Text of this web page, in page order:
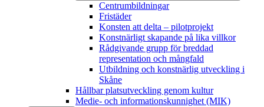
Centrumbildningar
Fristäder
Konsten att delta – pilotprojekt
Konstnärligt skapande på lika villkor
Rådgivande grupp för breddad
representation och mångfald
Utbildning och konstnärlig utveckling i
Skåne
Hållbar platsutveckling genom kultur
Medie- och informationskunnighet (MIK)